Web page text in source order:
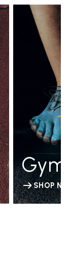
Gym
SHOP